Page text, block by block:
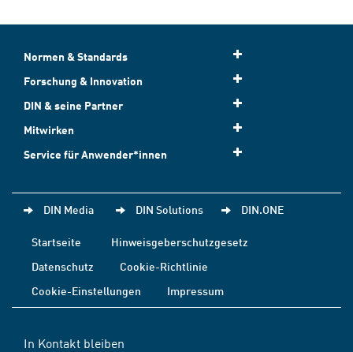
Normen & Standards
Forschung & Innovation
DIN & seine Partner
Mitwirken
Service für Anwender*innen
DIN Media DIN Solutions DIN.ONE
Startseite
Hinweisgeberschutzgesetz
Datenschutz
Cookie-Richtlinie
Cookie-Einstellungen
Impressum
In Kontakt bleiben